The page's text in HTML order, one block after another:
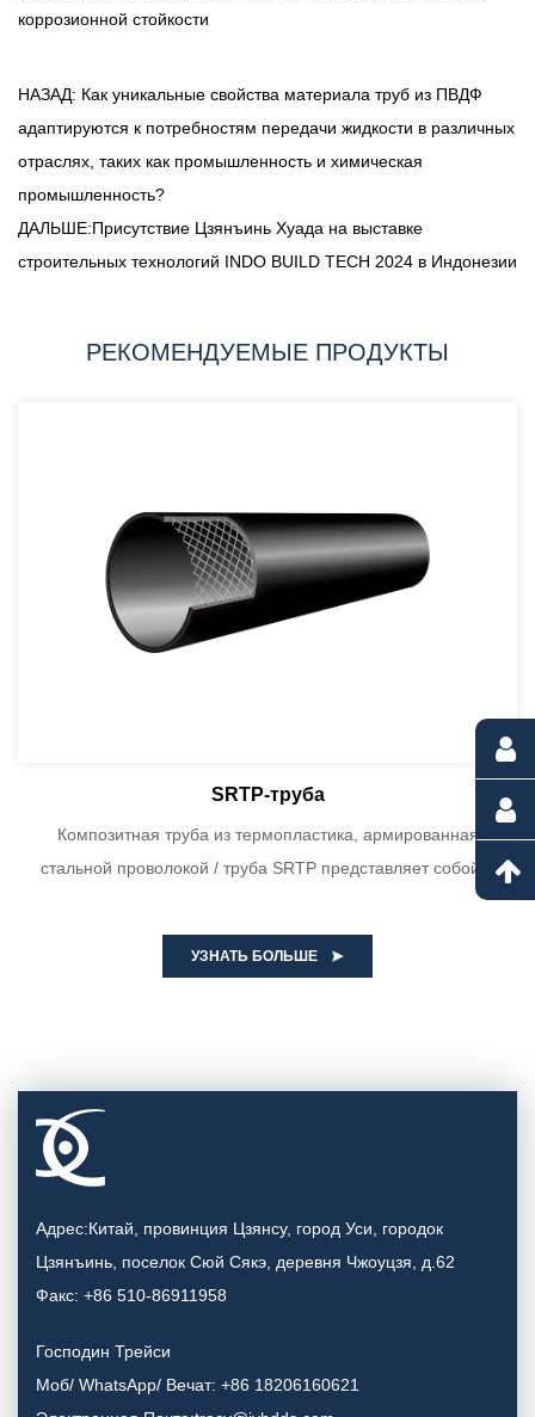
коррозионной стойкости
НАЗАД: Как уникальные свойства материала труб из ПВДФ
адаптируются к потребностям передачи жидкости в различных
отраслях, таких как промышленность и химическая
промышленность?
ДАЛЬШЕ:Присутствие Цзянъинь Хуада на выставке
строительных технологий INDO BUILD TECH 2024 в Индонезии
РЕКОМЕНДУЕМЫЕ ПРОДУКТЫ
SRTP-труба
Композитная труба из термопластика, армированная
стальной проволокой / труба SRTP представляет собой...
УЗНАТЬ БОЛЬШЕ
Адрес:Китай, провинция Цзянсу, город Уси, городок
Цзянъинь, поселок Сюй Сякэ, деревня Чжоуцзя, д.62
Факс: +86 510-86911958
Господин Трейси
Моб/ WhatsApp/ Вечат: +86 18206160621